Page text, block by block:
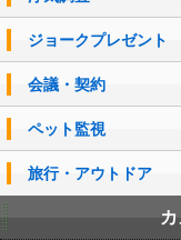
ジョークプレゼント
会議・契約
ペット監視
旅行・アウトドア